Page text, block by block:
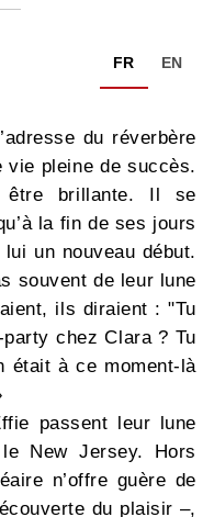
FR EN
du réverbère
vie pleine de succès.
brillante. Il se
la fin de ses jours
un nouveau début.
souvent de leur lune
ils diraient : "Tu
chez Clara ? Tu
était à ce moment-là
passent leur lune
New Jersey. Hors
n’offre guère de
du plaisir –,